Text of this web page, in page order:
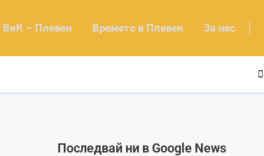
ВиК – Плевен Времето в Плевен За нас
Последвай ни в Google News